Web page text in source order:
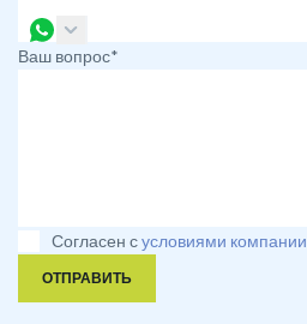
Ваш вопрос*
Согласен сусловиями компании
ОТПРАВИТЬ